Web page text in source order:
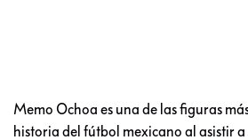
Memo Ochoa es una de las figuras
historia del fútbol mexicano al asistir a